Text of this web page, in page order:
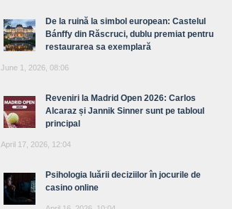
De la ruină la simbol european: Castelul
Bánffy din Răscruci, dublu premiat pentru
restaurarea sa exemplară
June 1, 2026, 08:06
Reveniri la Madrid Open 2026: Carlos
Alcaraz și Jannik Sinner sunt pe tabloul
principal
April 17, 2026, 12:04
Psihologia luării deciziilor în jocurile de
casino online